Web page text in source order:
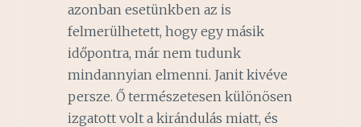
azonban esetünkben az is
felmerülhetett, hogy egy másik
időpontra, már nem tudunk
mindannyian elmenni. Janit kivéve
persze. Ő természetesen különösen
izgatott volt a kirándulás miatt, és